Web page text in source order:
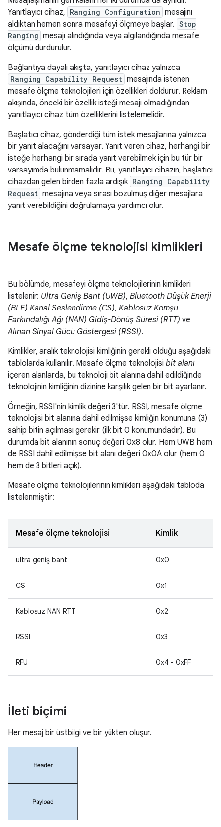
Yanıtlayıcı cihaz, Ranging Configuration mesajını
aldıktan hemen sonra mesafeyi ölçmeye başlar. Stop
Ranging mesajı alındığında veya algılandığında mesafe
ölçümü durdurulur.
Bağlantıya dayalı akışta, yanıtlayıcı cihaz yalnızca
Ranging Capability Request mesajında istenen
mesafe ölçme teknolojileri için özellikleri doldurur. Reklam
akışında, önceki bir özellik isteği mesajı olmadığından
yanıtlayıcı cihaz tüm özelliklerini listelemelidir.
Başlatıcı cihaz, gönderdiği tüm istek mesajlarına yalnızca
bir yanıt alacağını varsayar. Yanıt veren cihaz, herhangi bir
isteğe herhangi bir sırada yanıt verebilmek için bu tür bir
varsayımda bulunmamalıdır. Bu, yanıtlayıcı cihazın, başlatıcı
cihazdan gelen birden fazla ardışık Ranging Capability
Request mesajına veya sırası bozulmuş diğer mesajlara
yanıt verebildiğini doğrulamaya yardımcı olur.
Mesafe ölçme teknolojisi kimlikleri
Bu bölümde, mesafeyi ölçme teknolojilerinin kimlikleri
listelenir: Ultra Geniş Bant (UWB), Bluetooth Düşük Enerji
(BLE) Kanal Seslendirme (CS), Kablosuz Komşu
Farkındalığı Ağı (NAN) Gidiş-Dönüş Süresi (RTT) ve
Alınan Sinyal Gücü Göstergesi (RSSI).
Kimlikler, aralık teknolojisi kimliğinin gerekli olduğu aşağıdaki
tablolarda kullanılır. Mesafe ölçme teknolojisi bit alanı
içeren alanlarda, bu teknoloji bit alanına dahil edildiğinde
teknolojinin kimliğinin dizinine karşılık gelen bir bit ayarlanır.
Örneğin, RSSI'nin kimlik değeri 3'tür. RSSI, mesafe ölçme
teknolojisi bit alanına dahil edilmişse kimliğin konumuna (3)
sahip bitin açılması gerekir (ilk bit 0 konumundadır). Bu
durumda bit alanının sonuç değeri 0x8 olur. Hem UWB hem
de RSSI dahil edilmişse bit alanı değeri 0x0A olur (hem 0
hem de 3 bitleri açık).
Mesafe ölçme teknolojilerinin kimlikleri aşağıdaki tabloda
listelenmiştir:
Mesafe ölçme teknolojisi Kimlik
ultra geniş bant 0x0
CS 0x1
Kablosuz NAN RTT 0x2
RSSI 0x3
RFU 0x4 - 0xFF
İleti biçimi
Her mesaj bir üstbilgi ve bir yükten oluşur.